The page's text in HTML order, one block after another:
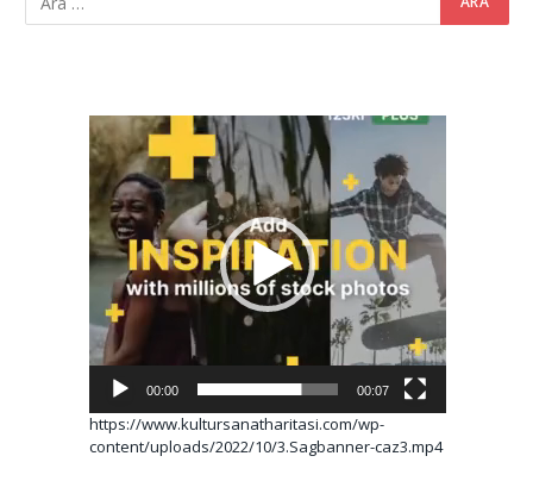
Video
oynatıcı
00:00 00:07
https://www.kultursanatharitasi.com/wp-
content/uploads/2022/10/3.Sagbanner-caz3.mp4